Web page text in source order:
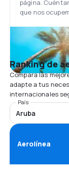
página.
que nos
Ranking de
Compara las
adapte a tus
internacionales
País
Aruba
Aerolínea